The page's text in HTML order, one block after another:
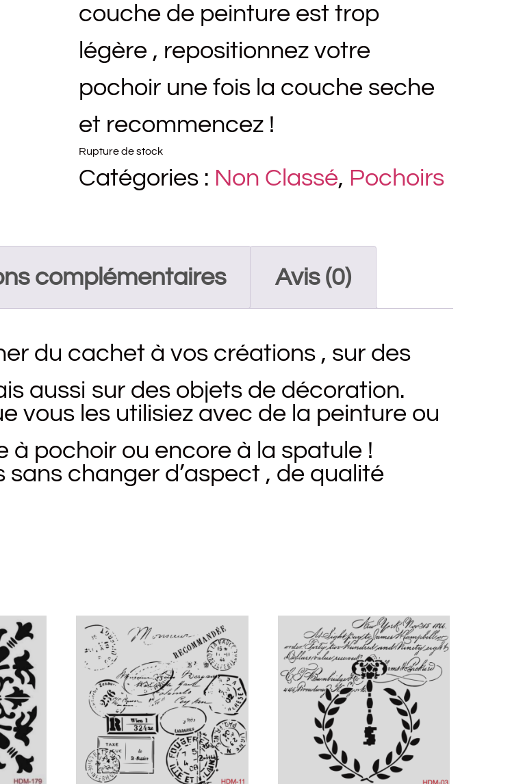
couche de peinture est trop
légère , repositionnez votre
pochoir une fois la couche seche
et recommencez !
Rupture de stock
Catégories : Non Classé, Pochoirs
complémentaires Avis (0)
du cachet à vos créations , sur des
aussi sur des objets de décoration.
vous les utilisiez avec de la peinture ou
à pochoir ou encore à la spatule !
changer d’aspect , de qualité